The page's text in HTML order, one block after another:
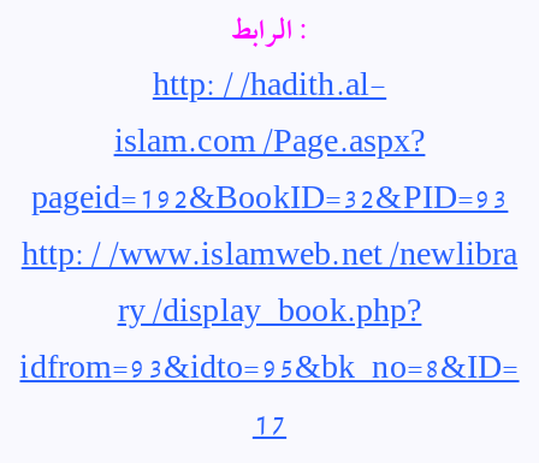
الرابط :
http://hadith.al-
islam.com/Page.aspx?
pageid=192&BookID=32&PID=93
http://www.islamweb.net/newlibra
ry/display_book.php?
idfrom=93&idto=95&bk_no=8&ID=
17